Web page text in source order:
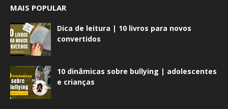
MAIS POPULAR
Dica de leitura | 10 livros para novos
convertidos
10 dinâmicas sobre bullying | adolescentes
e crianças